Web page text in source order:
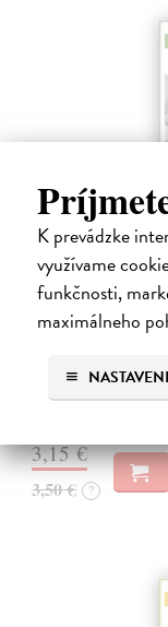
K prevádzke
využívame
funkčnosti,
maximálneho
Paměť a
kolektív autorov|
Toto číslo časopisu
ovlivňovaly
studené…
3,15 €
3,50 € ?